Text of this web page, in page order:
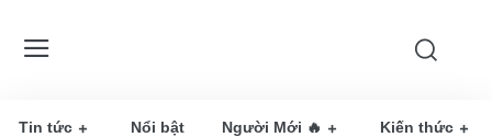
Tin tức Nổi bật Người Mới 🔥 Kiến thức